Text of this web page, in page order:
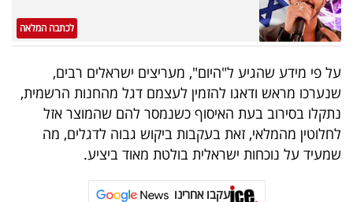
דרושים
ניוזלטרים
מייל
אדום
לכתבה המלאה
על פי מידע שהגיע ל"היום", מעריצים ישראלים רבים,
שנערכו מראש ודאגו להזמין לעצמם דגל מהחנות הרשמית,
נתקלו בסירוב בעת האיסוף כשנמסר להם שהמוצר אזל
לחלוטין מהמלאי, זאת בעקבות ביקוש גבוה לדגלים, מה
שמעיד על נוכחות ישראלית בולטת מאוד ביציע.
עקבו אחרינו